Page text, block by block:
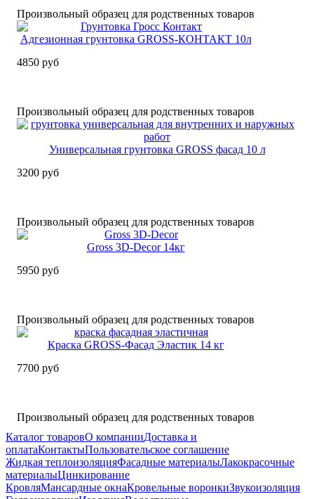
Произвольный образец для родственных товаров
Адгезионная грунтовка GROSS-КОНТАКТ 10л
4850 руб
Произвольный образец для родственных товаров
Универсальная грунтовка GROSS фасад 10 л
3200 руб
Произвольный образец для родственных товаров
Gross 3D-Decor 14кг
5950 руб
Произвольный образец для родственных товаров
Краска GROSS-Фасад Эластик 14 кг
7700 руб
Произвольный образец для родственных товаров
Каталог товаровО компанииДоставка и
оплатаКонтактыПользовательское соглашение
Жидкая теплоизоляцияФасадные материалыЛакокрасочные
материалыЦинкирование
КровляМансардные окнаКровельные воронкиЗвукоизоляция